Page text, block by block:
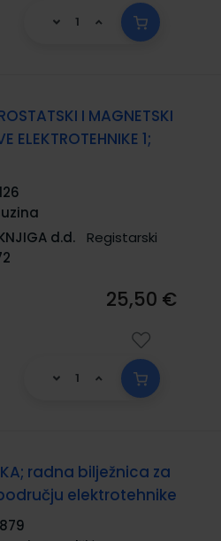
I MAGNETSKI
ELEKTROTEHNIKE 1;
d.d.
Registarski
25,50 €
radna bilježnica za
elektrotehnike